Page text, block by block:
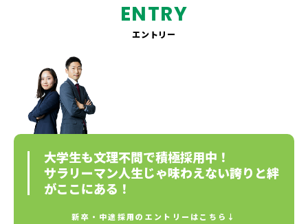
お問い合わせ
ENTRY
エントリー
大学生も文理不問で積極採用中！
サラリーマン人生じゃ味わえない誇りと絆
がここにある！
新卒・中途採用のエントリーはこちら↓